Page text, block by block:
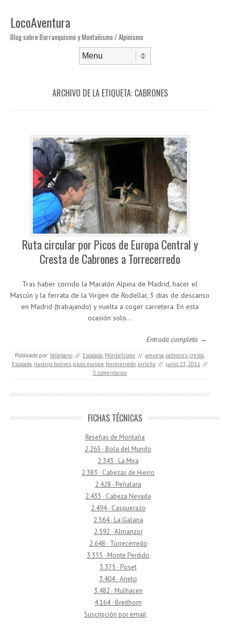
LocoAventura
Blog sobre Barranquismo y Montañismo / Alpinismo
ARCHIVO DE LA ETIQUETA: CABRONES
Ruta circular por Picos de Europa Central y
Cresta de Cabrones a Torrecerredo
Tras haber corrido la Maratón Alpina de Madrid, hacer el
Mascún y la ferrata de la Virgen de Rodellar, 3 días de descanso
en Madrid (trabajando) y vuelta a coger carretera. En esta
ocasión solo…
Entrada completa →
Publicado por: Vallekano // Escalada, Montañismo // amuesa,cabrones,cresta,
Escalada, naranjo bulnes, picos europa,torrecerredo, urriellu // junio 23, 2011 //
5 comentarios
FICHAS TÉCNICAS
Reseñas de Montaña
2.265 · Bola del Mundo
2.343 · La Mira
2.383 · Cabezas de Hierro
2.428 · Peñalara
2.433 · Cabeza Nevada
2.494 · Casquerazo
2.564 · La Galana
2.592 · Almanzor
2.648 · Torrecerredo
3.355 · Monte Perdido
3.375 · Poset
3.404 · Aneto
3.482 · Mulhacen
4.164 · Breithorn
Suscripción por email